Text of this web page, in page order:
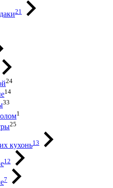
21
24
14
33
1
25
кухонь13
12
7